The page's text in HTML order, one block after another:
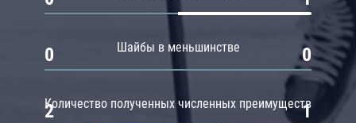
Шайбы в меньшинстве
0 0
Количество полученных численных преимуществ
2 1